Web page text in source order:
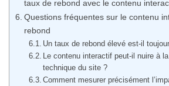
taux de rebond avec le contenu
Questions fréquentes sur le contenu
rebond
Un taux de rebond élevé est-il
Le contenu interactif peut-il nuire à
technique du site ?
Comment mesurer précisément